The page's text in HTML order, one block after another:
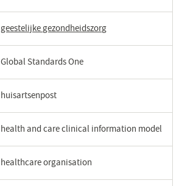
nieuw
geestelijke gezondheidszorg
in
nieuw
Global Standards One
huisartsenpost
health and care clinical information model
healthcare organisation